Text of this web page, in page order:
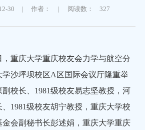
30 | 作者： | 阅读数： 327
，重庆大学重庆校友会力学与航空分
沙坪坝校区A区国际会议厅隆重举
校长、1981级校友易志坚教授，河
1981级校友胡宁教授，重庆大学校
会副秘书长彭述娟，重庆大学重庆